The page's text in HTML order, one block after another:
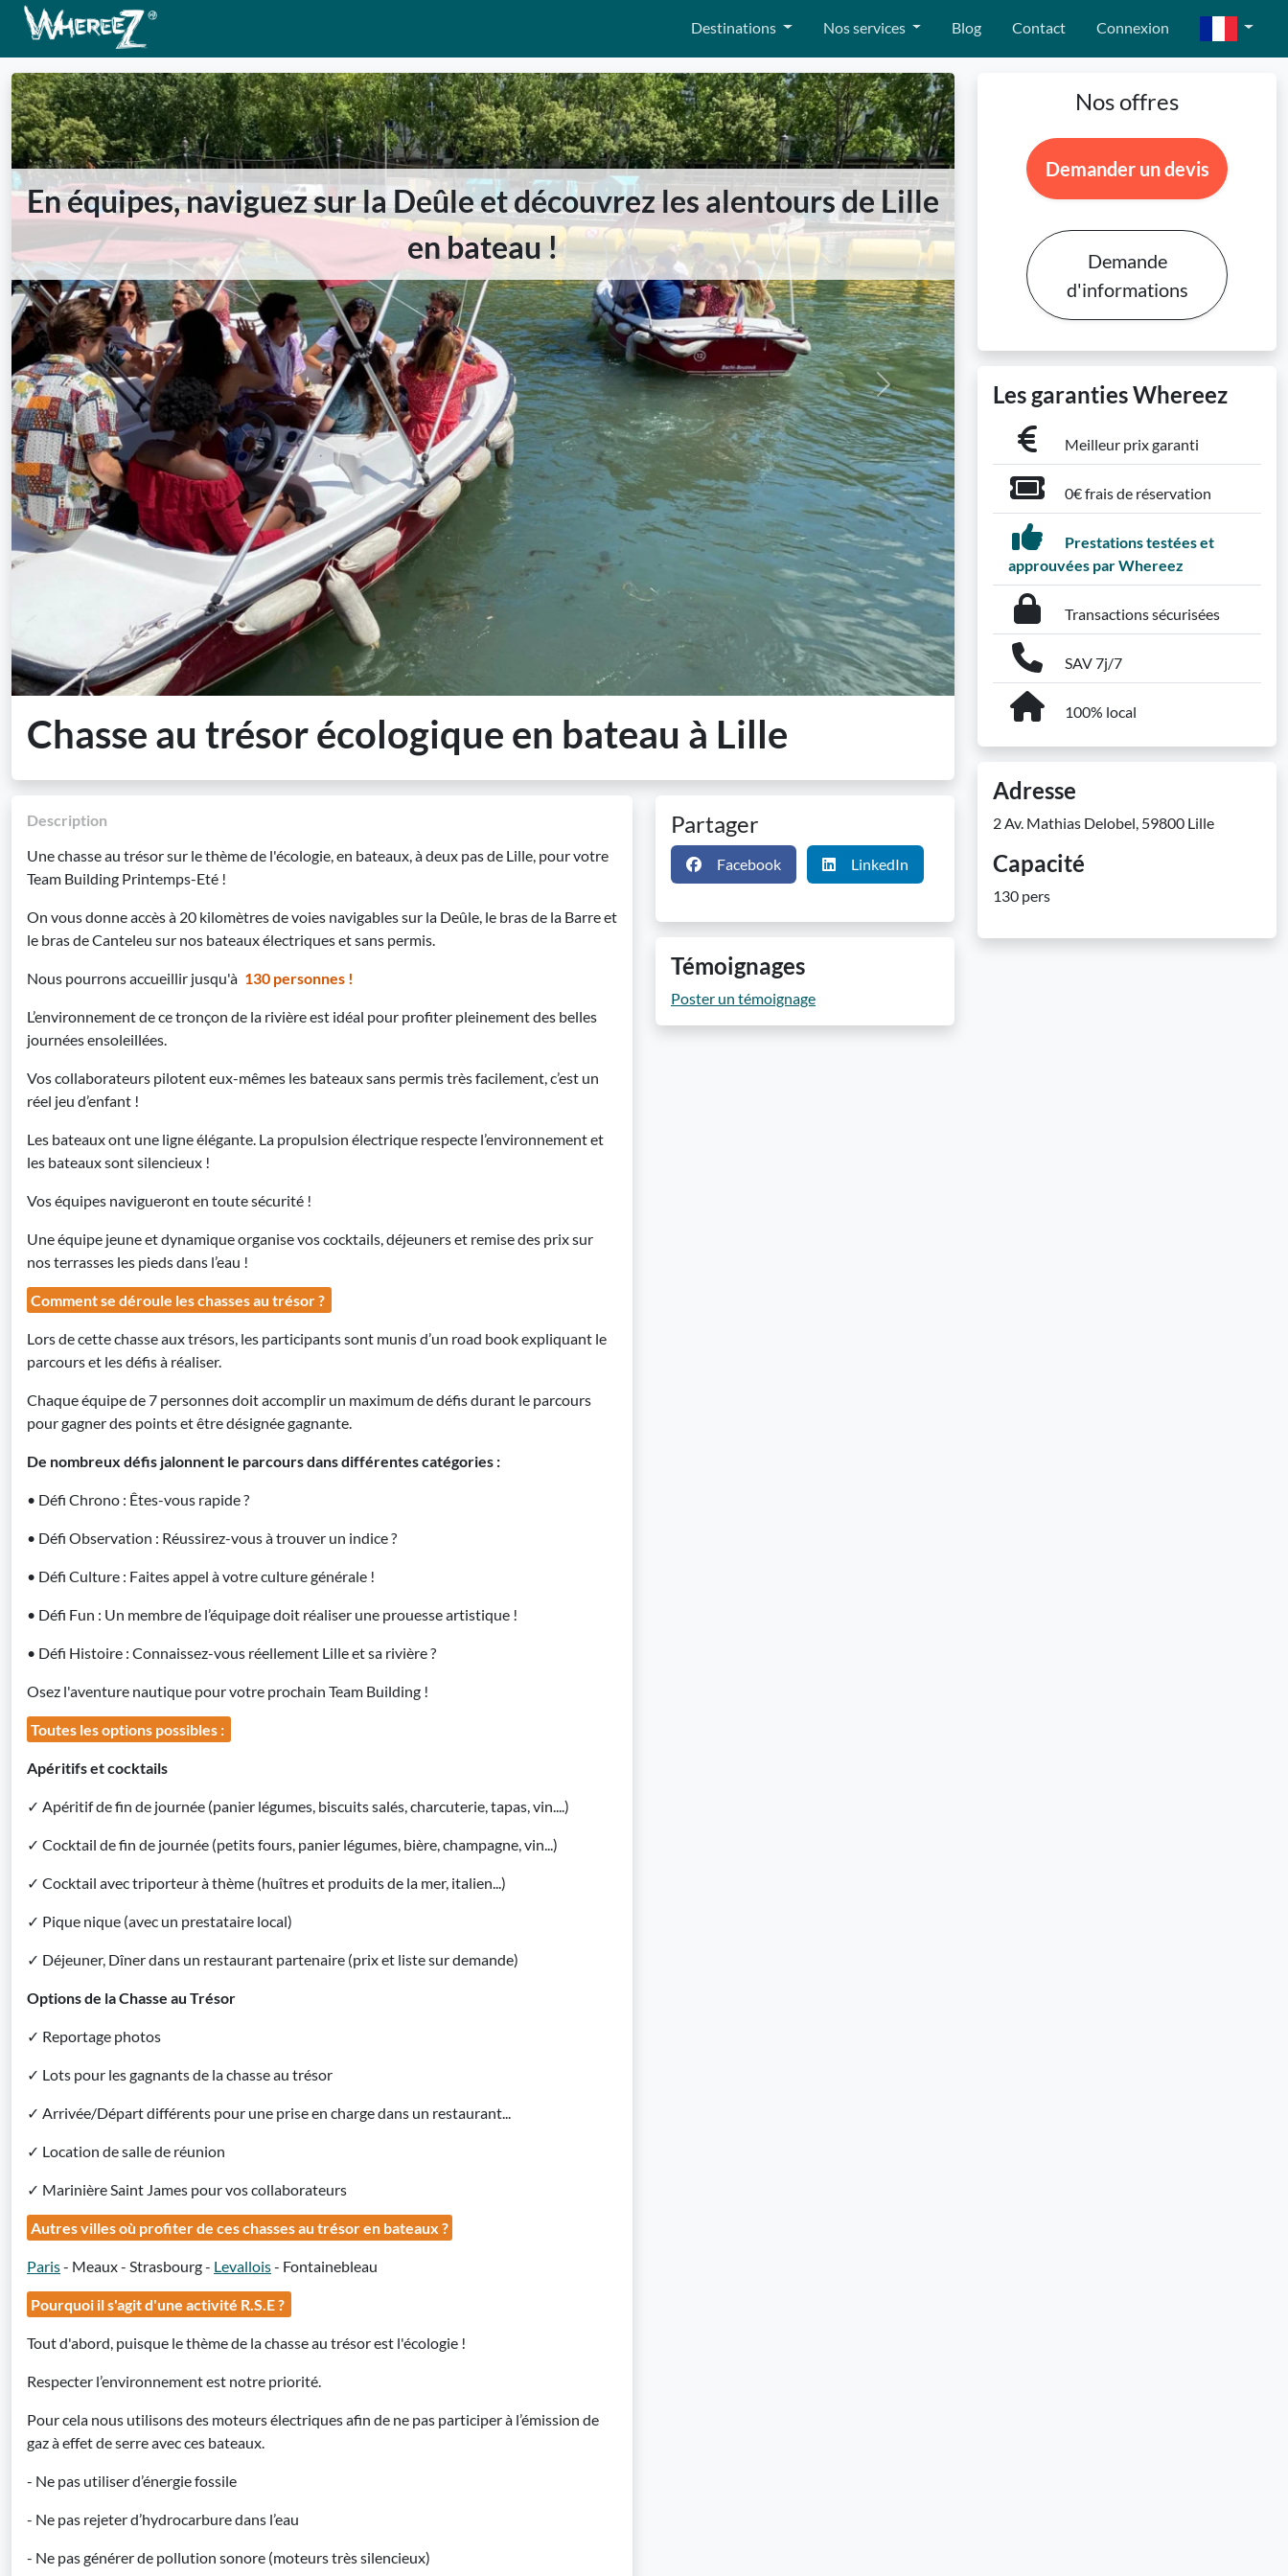
Destinations Nos services Blog Contact Connexion
En équipes, naviguez sur la Deûle et découvrez les alentours de Lille
en bateau !
Previous Next
Chasse au trésor écologique en bateau à Lille
Description
Une chasse au trésor sur le thème de l'écologie, en bateaux, à deux pas de Lille, pour votre
Team Building Printemps-Eté !
On vous donne accès à 20 kilomètres de voies navigables sur la Deûle, le bras de la Barre et
le bras de Canteleu sur nos bateaux électriques et sans permis.
Nous pourrons accueillir jusqu'à 130 personnes !
L’environnement de ce tronçon de la rivière est idéal pour profiter pleinement des belles
journées ensoleillées.
Vos collaborateurs pilotent eux-mêmes les bateaux sans permis très facilement, c’est un
réel jeu d’enfant !
Les bateaux ont une ligne élégante. La propulsion électrique respecte l’environnement et
les bateaux sont silencieux !
Vos équipes navigueront en toute sécurité !
Une équipe jeune et dynamique organise vos cocktails, déjeuners et remise des prix sur
nos terrasses les pieds dans l’eau !
Comment se déroule les chasses au trésor ?
Lors de cette chasse aux trésors, les participants sont munis d’un road book expliquant le
parcours et les défis à réaliser.
Chaque équipe de 7 personnes doit accomplir un maximum de défis durant le parcours
pour gagner des points et être désignée gagnante.
De nombreux défis jalonnent le parcours dans différentes catégories :
• Défi Chrono : Êtes-vous rapide ?
• Défi Observation : Réussirez-vous à trouver un indice ?
• Défi Culture : Faites appel à votre culture générale !
• Défi Fun : Un membre de l’équipage doit réaliser une prouesse artistique !
• Défi Histoire : Connaissez-vous réellement Lille et sa rivière ?
Osez l'aventure nautique pour votre prochain Team Building !
Toutes les options possibles :
Apéritifs et cocktails
✓ Apéritif de fin de journée (panier légumes, biscuits salés, charcuterie, tapas, vin....)
✓ Cocktail de fin de journée (petits fours, panier légumes, bière, champagne, vin...)
✓ Cocktail avec triporteur à thème (huîtres et produits de la mer, italien...)
✓ Pique nique (avec un prestataire local)
✓ Déjeuner, Dîner dans un restaurant partenaire (prix et liste sur demande)
Options de la Chasse au Trésor
✓ Reportage photos
✓ Lots pour les gagnants de la chasse au trésor
✓ Arrivée/Départ différents pour une prise en charge dans un restaurant...
✓ Location de salle de réunion
✓ Marinière Saint James pour vos collaborateurs
Autres villes où profiter de ces chasses au trésor en bateaux ?
Paris- Meaux - Strasbourg - Levallois- Fontainebleau
Pourquoi il s'agit d'une activité R.S.E ?
Tout d'abord, puisque le thème de la chasse au trésor est l'écologie !
Respecter l’environnement est notre priorité.
Pour cela nous utilisons des moteurs électriques afin de ne pas participer à l’émission de
gaz à effet de serre avec ces bateaux.
- Ne pas utiliser d’énergie fossile
- Ne pas rejeter d’hydrocarbure dans l’eau
- Ne pas générer de pollution sonore (moteurs très silencieux)
Partager
Facebook LinkedIn
Témoignages
Poster un témoignage
Nos offres
Demander un devis
Demande
d'informations
Les garanties Whereez
Meilleur prix garanti
0€ frais de réservation
Prestations testées et
approuvées par Whereez
Transactions sécurisées
SAV 7j/7
100% local
Adresse
2 Av. Mathias Delobel, 59800 Lille
Capacité
130 pers